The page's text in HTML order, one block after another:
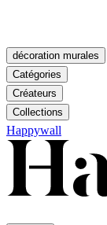
décoration murales
Catégories
Créateurs
Collections
Happywall